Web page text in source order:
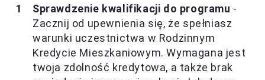
Sprawdzenie kwalifikacji do programu -
Zacznij od upewnienia się, że spełniasz
warunki uczestnictwa w Rodzinnym
Kredycie Mieszkaniowym. Wymagana jest
twoja zdolność kredytowa, a także brak